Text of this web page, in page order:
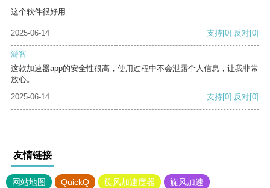
这个软件很好用
2025-06-14 支持[0] 反对[0]
游客
这款加速器app的安全性很高，使用过程中不会泄露个人信息，让我非常
放心。
2025-06-14
支持[0] 反对[0]
友情链接
网站地图 QuickQ 旋风加速度器
旋风加速